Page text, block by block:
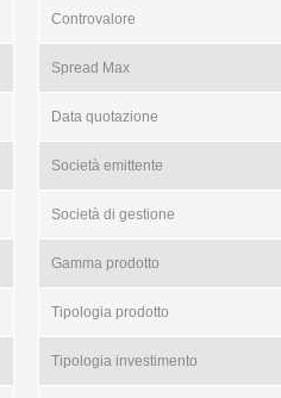
Controvalore
Spread Max
Data quotazione
Società emittente
Società di gestione
Gamma prodotto
Tipologia prodotto
Tipologia investimento